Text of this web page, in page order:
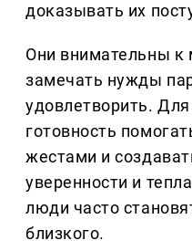
доказывать их
Они внимательны
замечать нужды
удовлетворить. Для
готовность
жестами и
уверенности и
люди часто
близкого.